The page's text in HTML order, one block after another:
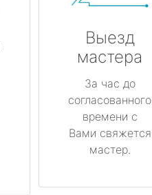
Выезд
мастера
За час до
согласованного
времени с
Вами свяжется
мастер.